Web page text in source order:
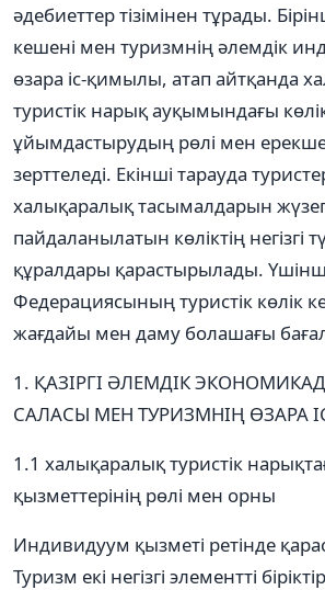
әдебиеттер тізімінен тұрады.
кешені мен туризмнің әлемдік
өзара іс-қимылы, атап айтқанда
туристік нарық ауқымындағы
ұйымдастырудың рөлі мен
зерттеледі. Екінші тарауда
халықаралық тасымалдарын
пайдаланылатын көліктің негізгі
құралдары қарастырылады.
Федерациясының туристік көлік
жағдайы мен даму болашағы
1. ҚАЗІРГІ ӘЛЕМДІК
САЛАСЫ МЕН ТУРИЗМНІҢ ӨЗАРА
1.1 халықаралық туристік
қызметтерінің рөлі мен орны
Индивидуум қызметі ретінде
Туризм екі негізгі элементті